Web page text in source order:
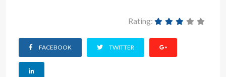
Rating:
FACEBOOK TWITTER